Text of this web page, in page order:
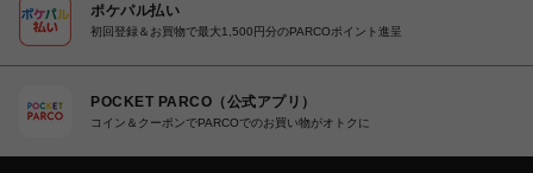
ポケパル払い
初回登録＆お買物で最大1,500円分のPARCOポイント進呈
POCKET PARCO（公式アプリ）
コイン＆クーポンでPARCOでのお買い物がオトクに